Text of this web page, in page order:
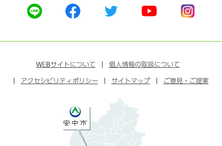
公
式
イ
公
式
ェ
ス
ッ
公
式
イ
タ
公
ー
ュ
ブ
公
式
ン
ラ
WEBサイトについて 個人情報の取扱について
アクセシビリティポリシー サイトマップ ご意見・ご提案